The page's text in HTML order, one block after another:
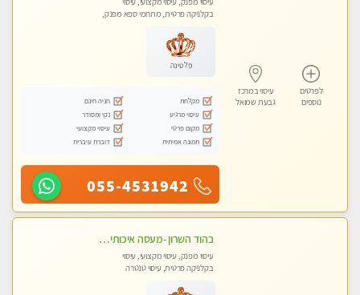
לפרטים
נוספים
עיסוי במרכז
גבעת שמואל
בקלניקה פרטית, מתחמי ספא מפנק,
פלטינה
מקלחת
חניה חינם
עיסוי מרגיע
נקי ומסודר
מקום פרטי
עיסוי מקצועי
תמונה אמיתית
דוברת עיברית
055-4531942
בהוד השרון -מעסה איכותית למאסז מקצועי ומפנק לכל שרירי הגוף
עיסוי מפנק, עיסוי מקצועי, עיסוי
בקלניקה פרטית, עיסוי טנטרה